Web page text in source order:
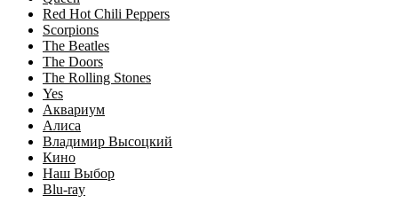
Red Hot Chili Peppers
Scorpions
The Beatles
The Doors
The Rolling Stones
Yes
Аквариум
Алиса
Владимир Высоцкий
Кино
Наш Выбор
Blu-ray